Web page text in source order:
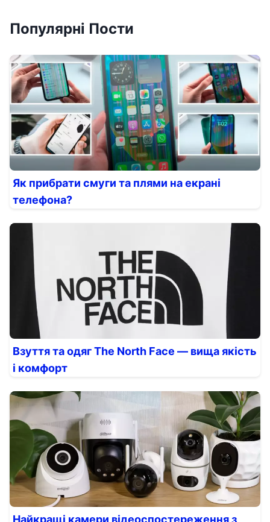
Популярні Пости
Як прибрати смуги та плями на екрані
телефона?
Взуття та одяг The North Face — вища якість
і комфорт
Найкращі камери відеоспостереження з